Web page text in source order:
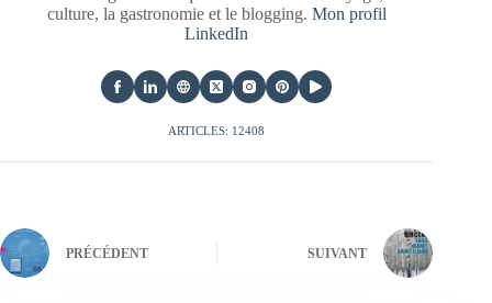
culture, la gastronomie et le blogging. Mon profil
LinkedIn
ARTICLES: 12408
PRÉCÉDENT SUIVANT